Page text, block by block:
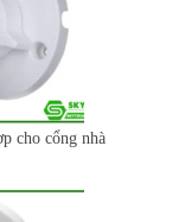
cho cổng nhà